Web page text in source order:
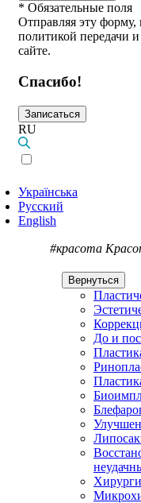
* Обязательные поля
Отправляя эту форму,
политикой передачи
сайте.
Спасибо!
Записаться
RU
Українська
Русский
English
#красота
Вернуться
До и